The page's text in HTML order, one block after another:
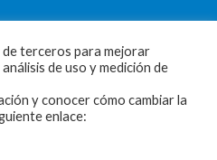
, Nave 1
terceros para mejorar
de uso y medición de
y conocer cómo cambiar la
enlace: